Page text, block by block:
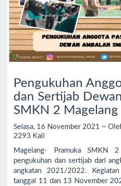
Pengukuhan
dan Sertijab
SMKN 2 Magelang
Selasa, 16 November 2021 ~
2293 Kali
Magelang- Pramuka SMKN 2
pengukuhan dan sertijab dari
angkatan 2021/2022.
tanggal 11 dan 13 November